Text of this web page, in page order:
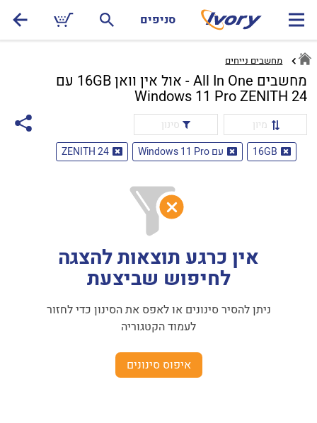
סניפים
מחשבים נייחים
מחשבים All In One - אול אין וואן 16GB עם
Windows 11 Pro ZENITH 24
מיון
סינון
16GB
עם Windows 11 Pro ZENITH 24
אין כרגע תוצאות להצגה
לחיפוש שביצעת
ניתן להסיר סינונים או לאפס את הסינון כדי לחזור
לעמוד הקטגוריה
איפוס סינונים